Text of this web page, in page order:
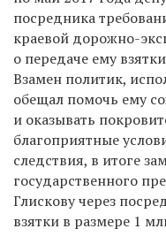
посредника
краевой дорожно-
о передаче ему
Взамен политик,
обещал помочь ему
и оказывать
благоприятные
следствия, в итоге
государственного
Глискову через
взятки в размере 1